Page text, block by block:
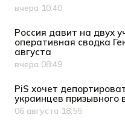
Дата публикации
вчера 10:40
Россия давит на двух
оперативная сводка
августа
Дата публикации
вчера 08:49
PiS хочет
украинцев призывного
Дата публикации
06 августа 18:55